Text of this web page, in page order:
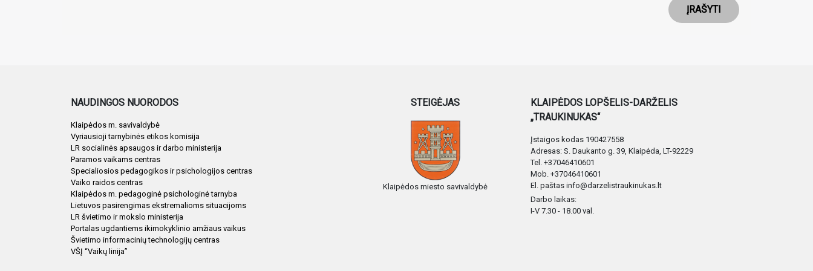
ĮRAŠYTI
NAUDINGOS NUORODOS
Klaipėdos m. savivaldybė
Vyriausioji tarnybinės etikos komisija
LR socialinės apsaugos ir darbo ministerija
Paramos vaikams centras
Specialiosios pedagogikos ir psichologijos centras
Vaiko raidos centras
Klaipėdos m. pedagoginė psichologinė tarnyba
Lietuvos pasirengimas ekstremalioms situacijoms
LR švietimo ir mokslo ministerija
Portalas ugdantiems ikimokyklinio amžiaus vaikus
Švietimo informacinių technologijų centras
VŠĮ “Vaikų linija”
STEIGĖJAS
Klaipėdos miesto savivaldybė
KLAIPĖDOS LOPŠELIS-DARŽELIS
„TRAUKINUKAS“
Įstaigos kodas 190427558
Adresas: S. Daukanto g. 39, Klaipėda, LT-92229
Tel. +37046410601
Mob. +37046410601
El. paštas info@darzelistraukinukas.lt
Darbo laikas:
I-V 7.30 - 18.00 val.